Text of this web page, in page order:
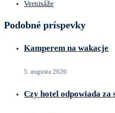
Vernisáže
Podobné príspevky
Kamperem na wakacje
5. augusta 2026
Czy hotel odpowiada za